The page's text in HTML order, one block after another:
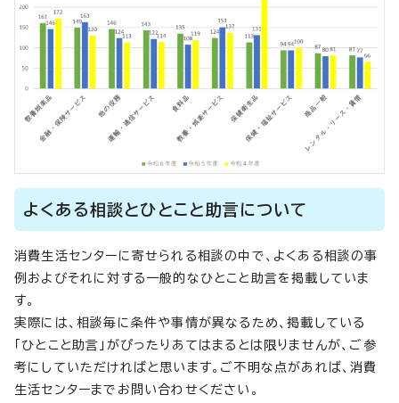
よくある相談とひとこと助言について
消費生活センターに寄せられる相談の中で、よくある相談の事
例およびそれに対する一般的なひとこと助言を掲載していま
す。
実際には、相談毎に条件や事情が異なるため、掲載している
「ひとこと助言」がぴったりあてはまるとは限りませんが、ご参
考にしていただければと思います。ご不明な点があれば、消費
生活センターまでお問い合わせください。